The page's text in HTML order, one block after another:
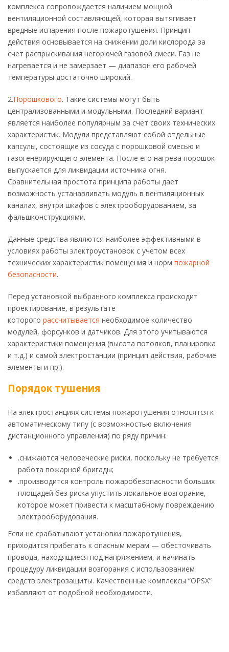
комплекса сопровождается наличием мощной
вентиляционной составляющей, которая вытягивает
вредные испарения после пожаротушения. Принцип
действия основывается на снижении доли кислорода за
счет распрыскивания негорючей газовой смеси. Газ не
нагревается и не замерзает — диапазон его рабочей
температуры достаточно широкий.
2.Порошкового. Такие системы могут быть
централизованными и модульными. Последний вариант
является наиболее популярным за счет своих технических
характеристик. Модули представляют собой отдельные
капсулы, состоящие из сосуда с порошковой смесью и
газогенерирующего элемента. После его нагрева порошок
выпускается для ликвидации источника огня.
Сравнительная простота принципа работы дает
возможность устанавливать модуль в вентиляционных
каналах, внутри шкафов с электрооборудованием, за
фальшконструкциями.
Данные средства являются наиболее эффективными в
условиях работы электроустановок с учетом всех
технических характеристик помещения и норм пожарной
безопасности.
Перед установкой выбранного комплекса происходит
проектирование, в результате
которого рассчитывается необходимое количество
модулей, форсунков и датчиков. Для этого учитываются
характеристики помещения (высота потолков, планировка
и т.д.) и самой электростанции (принцип действия, рабочие
элементы и пр.).
Порядок тушения
На электростанциях системы пожаротушения относятся к
автоматическому типу (с возможностью включения
дистанционного управления) по ряду причин:
.снижаются человеческие риски, поскольку не требуется
работа пожарной бригады;
.производится контроль пожаробезопасности больших
площадей без риска упустить локальное возгорание,
которое может привести к масштабному повреждению
электрооборудования.
Если не срабатывают установки пожаротушения,
приходится прибегать к опасным мерам — обесточивать
провода, находящиеся под напряжением, и начинать
процедуру ликвидации возгорания с использованием
средств электрозащиты. Качественные комплексы “OPSX”
избавляют от подобной необходимости.